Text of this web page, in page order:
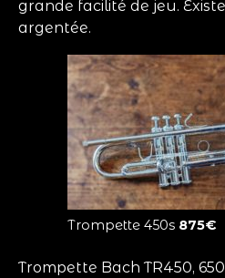
grande facilité de jeu.
argentée.
Trompette 450s 875€
Trompette Bach TR450,